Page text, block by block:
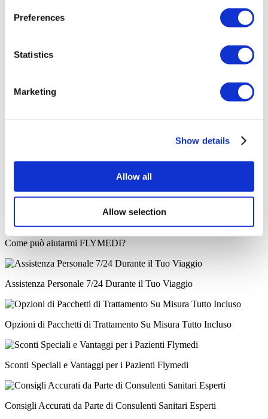
Preferences
Statistics
Marketing
Show details
Allow all
Allow selection
Bagno per pazienti
Toilette accessibile in sedia a rotelle
Accesso ai trasporti pubblici
Caffetteria
Il tuo Preventivo Personale
Priorità per appuntamenti
Unisciti alla famiglia dei pazienti felici di Flymedi
Richiedi un Preventivo Gratuito
FLYMEDI TI AIUTA
Come può aiutarmi FLYMEDI?
Assistenza Personale 7/24 Durante il Tuo Viaggio
Opzioni di Pacchetti di Trattamento Su Misura Tutto Incluso
Sconti Speciali e Vantaggi per i Pazienti Flymedi
Consigli Accurati da Parte di Consulenti Sanitari Esperti